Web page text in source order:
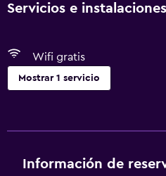
Servicios e
Wifi gratis
Mostrar 1 servicio
Wifi gratis
Información de